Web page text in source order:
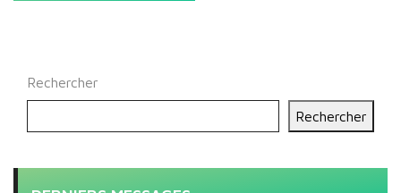
Rechercher
Rechercher